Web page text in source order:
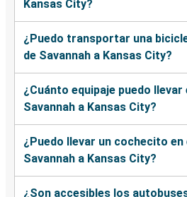
Kansas City?
¿Puedo transportar una
de Savannah a Kansas City?
¿Cuánto equipaje puedo
Savannah a Kansas City?
¿Puedo llevar un cochecito
Savannah a Kansas City?
¿Son accesibles los